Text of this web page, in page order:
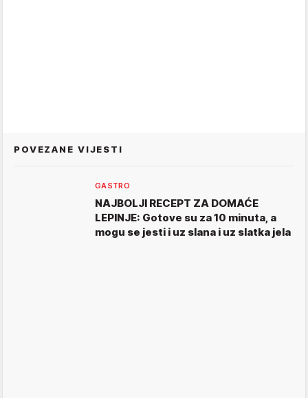
POVEZANE VIJESTI
GASTRO
NAJBOLJI RECEPT ZA DOMAĆE
LEPINJE: Gotove su za 10 minuta, a
mogu se jesti i uz slana i uz slatka jela